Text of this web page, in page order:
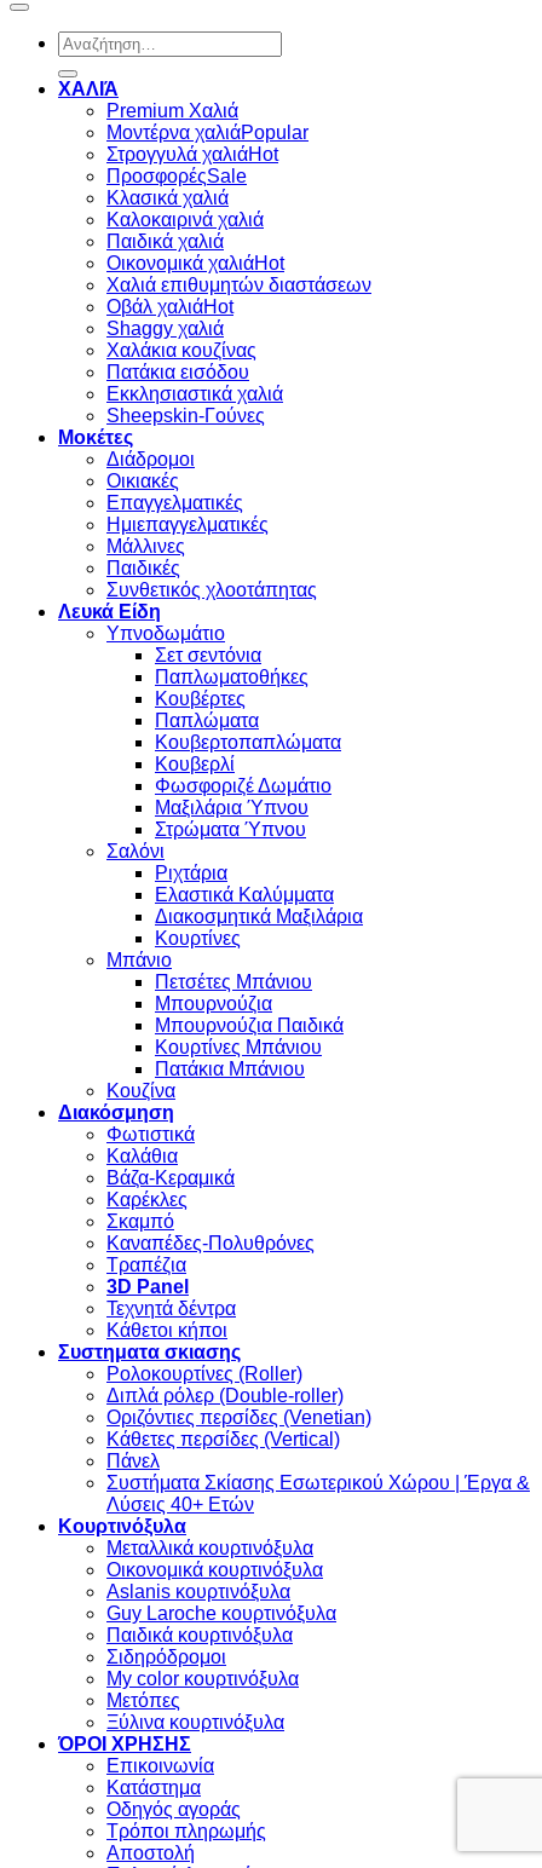
Αναζήτηση
για:
ΧΑΛΙΆ
Premium Χαλιά
Μοντέρνα χαλιά
Στρογγυλά χαλιά
Προσφορές
Κλασικά χαλιά
Καλοκαιρινά χαλιά
Παιδικά χαλιά
Οικονομικά χαλιά
Χαλιά επιθυμητών διαστάσεων
Οβάλ χαλιά
Shaggy χαλιά
Χαλάκια κουζίνας
Πατάκια εισόδου
Εκκλησιαστικά χαλιά
Sheepskin-Γούνες
Μοκέτες
Διάδρομοι
Οικιακές
Επαγγελματικές
Ημιεπαγγελματικές
Μάλλινες
Παιδικές
Συνθετικός χλοοτάπητας
Λευκά Είδη
Υπνοδωμάτιο
Σετ σεντόνια
Παπλωματοθήκες
Κουβέρτες
Παπλώματα
Κουβερτοπαπλώματα
Κουβερλί
Φωσφοριζέ Δωμάτιο
Μαξιλάρια Ύπνου
Στρώματα Ύπνου
Σαλόνι
Ριχτάρια
Ελαστικά Καλύμματα
Διακοσμητικά Μαξιλάρια
Κουρτίνες
Μπάνιο
Πετσέτες Μπάνιου
Μπουρνούζια
Μπουρνούζια Παιδικά
Κουρτίνες Μπάνιου
Πατάκια Μπάνιου
Κουζίνα
Διακόσμηση
Φωτιστικά
Καλάθια
Βάζα-Κεραμικά
Καρέκλες
Σκαμπό
Καναπέδες-Πολυθρόνες
Τραπέζια
3D Panel
Τεχνητά δέντρα
Κάθετοι κήποι
Συστηματα σκιασης
Ρολοκουρτίνες (Roller)
Διπλά ρόλερ (Double-roller)
Οριζόντιες περσίδες (Venetian)
Κάθετες περσίδες (Vertical)
Πάνελ
Συστήματα Σκίασης Εσωτερικού Χώρου | Έργα &
Λύσεις 40+ Ετών
Κουρτινόξυλα
Μεταλλικά κουρτινόξυλα
Οικονομικά κουρτινόξυλα
Aslanis κουρτινόξυλα
Guy Laroche κουρτινόξυλα
Παιδικά κουρτινόξυλα
Σιδηρόδρομοι
My color κουρτινόξυλα
Μετόπες
Ξύλινα κουρτινόξυλα
ΌΡΟΙ ΧΡΗΣΗΣ
Επικοινωνία
Κατάστημα
Οδηγός αγοράς
Τρόποι πληρωμής
Αποστολή